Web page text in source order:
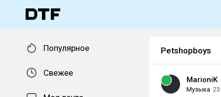
Популярное
Свежее
Petshopboys
MarioniK
Музыка